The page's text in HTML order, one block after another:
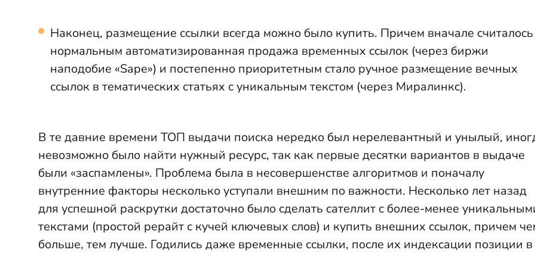
Наконец, размещение ссылки всегда можно было купить. Причем вначале считалось
нормальным автоматизированная продажа временных ссылок (через биржи
наподобие «Sape») и постепенно приоритетным стало ручное размещение вечных
ссылок в тематических статьях с уникальным текстом (через Миралинкс).
В те давние времени ТОП выдачи поиска нередко был нерелевантный и унылый,
невозможно было найти нужный ресурс, так как первые десятки вариантов в выдаче
были «заспамлены». Проблема была в несовершенстве алгоритмов и поначалу
внутренние факторы несколько уступали внешним по важности. Несколько лет назад
для успешной раскрутки достаточно было сделать сателлит с более-менее
текстами (простой рерайт с кучей ключевых слов) и купить внешних ссылок, причем
больше, тем лучше. Годились даже временные ссылки, после их индексации позиции в